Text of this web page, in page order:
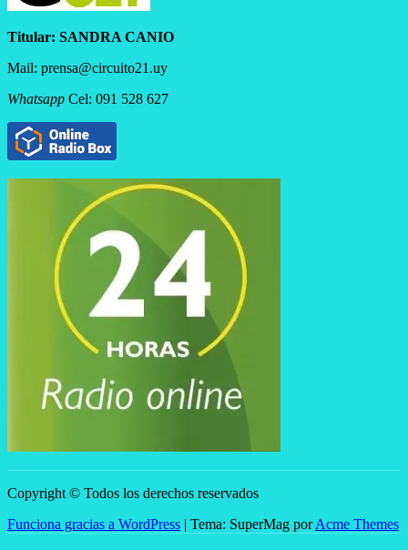
Titular: SANDRA CANIO
Mail: prensa@circuito21.uy
Whatsapp Cel: 091 528 627
Copyright © Todos los derechos reservados
Funciona gracias a WordPress | Tema: SuperMag porAcme Themes